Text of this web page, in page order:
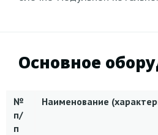
Основное
№
п/
п
Наименование